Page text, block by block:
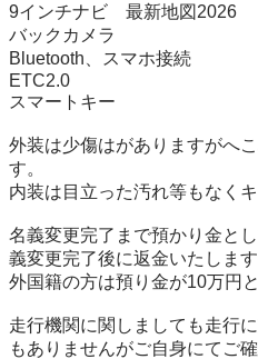
9インチナビ　最新地図2026
バックカメラ
Bluetooth、スマホ接続
ETC2.0
スマートキー
外装は少傷はがありますがへ
す。
内装は目立った汚れ等もなくキ
名義変更完了まで預かり金と
義変更完了後に返金いたします
外国籍の方は預り金が10万円
走行機関に関しましても走行
もありませんがご自身にてご